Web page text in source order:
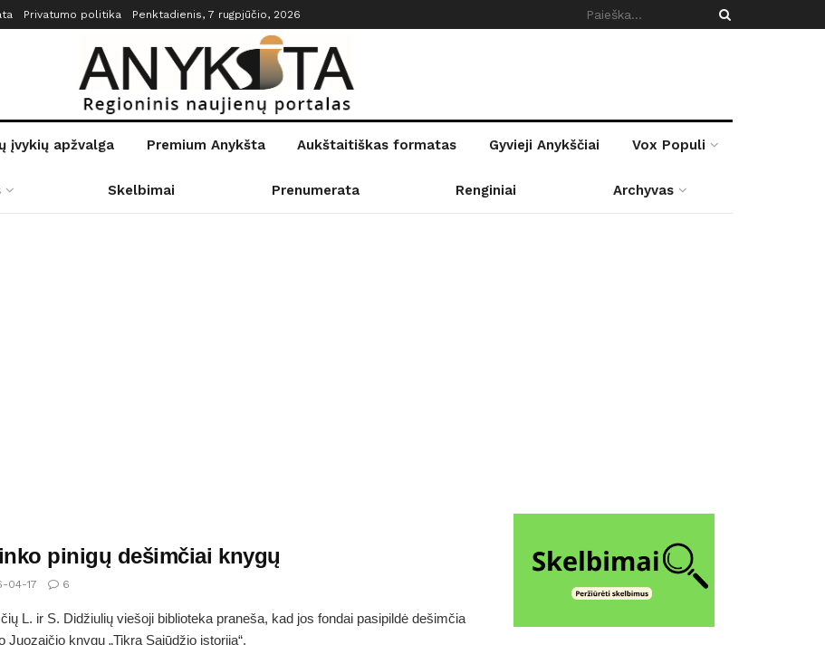
Privatumo politika Penktadienis, 7 rugpjūčio, 2026
įvykių apžvalga Premium Anykšta Aukštaitiškas formatas Gyvieji Anykščiai Vox Populi
Skelbimai Prenumerata Renginiai Archyvas
pinigų dešimčiai knygų
04-17 6
L. ir S. Didžiulių viešoji biblioteka praneša, kad jos fondai pasipildė dešimčia
Juozaičio knygų „Tikra Sąjūdžio istorija“.